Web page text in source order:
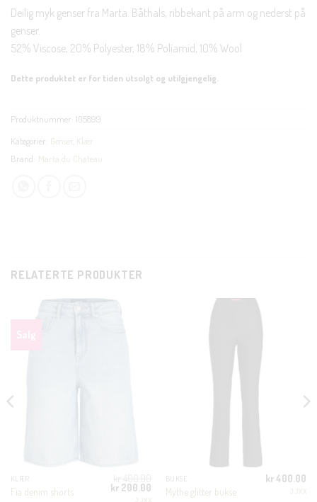
Deilig myk genser fra Marta. Båthals, ribbekant på arm og nederst på
genser.
52% Viscose, 20% Polyester, 18% Poliamid, 10% Wool
Dette produktet er for tiden utsolgt og utilgjengelig.
Produktnummer: 105899
Kategorier: Genser Klær
Brand: Marta du Chateau
RELATERTE PRODUKTER
KLÆR
Fia denim shorts Opprinnelig
kr 200.00 Nåværende
BUKSE
Mythe glitter bukse
kr400.00
THIS
KUNDEKLUBB
En liten velkomstgave til deg! ❤️